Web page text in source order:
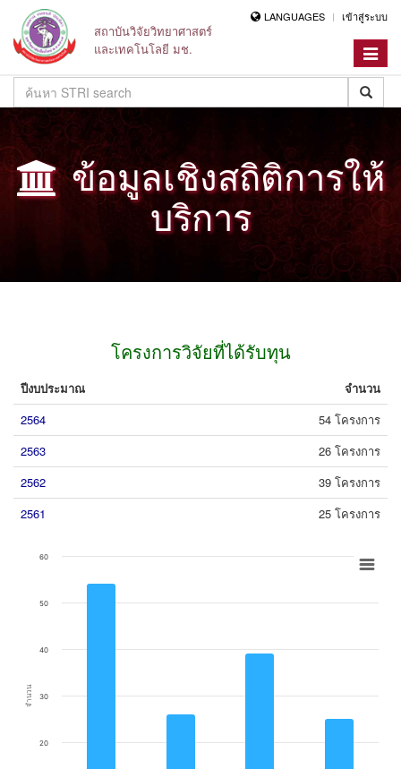
สถาบันวิจัยวิทยาศาสตร์
และเทคโนโลยี มช.
LANGUAGES เข้าสู่ระบบ
Toggle
ข้อมูลเชิงสถิติการให้
บริการ
โครงการวิจัยที่ได้รับทุน
ปีงบประมาณ
จำนวน
2564
54 โครงการ
2563
26 โครงการ
2562
39 โครงการ
2561
25 โครงการ
Chart
Bar chart with 4 bars.
View as data table, Chart
The chart has 1 Y axis displaying จำนวน. Data ranges from 25 to 54.
จำนวน
20
30
40
50
60